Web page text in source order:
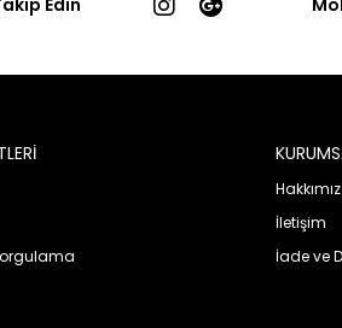
İletişim
İade ve